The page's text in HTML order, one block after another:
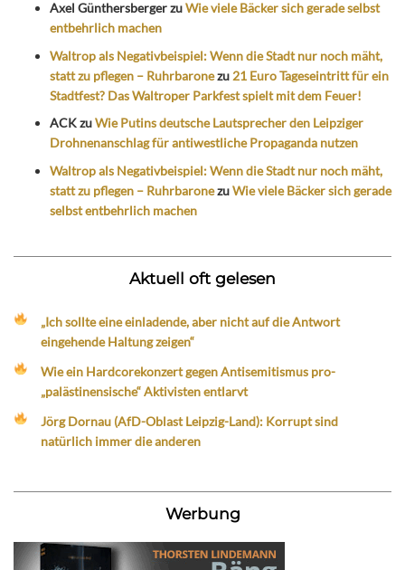
Axel GünthersbergerzuWie viele Bäcker sich gerade selbst
entbehrlich machen
Waltrop als Negativbeispiel: Wenn die Stadt nur noch mäht,
statt zu pflegen – Ruhrbaronezu 21 Euro Tageseintritt für ein
Stadtfest? Das Waltroper Parkfest spielt mit dem Feuer!
ACKzuWie Putins deutsche Lautsprecher den Leipziger
Drohnenanschlag für antiwestliche Propaganda nutzen
Waltrop als Negativbeispiel: Wenn die Stadt nur noch mäht,
statt zu pflegen – RuhrbaronezuWie viele Bäcker sich gerade
selbst entbehrlich machen
Aktuell oft gelesen
„Ich sollte eine einladende, aber nicht auf die Antwort
eingehende Haltung zeigen“
Wie ein Hardcorekonzert gegen Antisemitismus pro-
„palästinensische“ Aktivisten entlarvt
Jörg Dornau (AfD-Oblast Leipzig-Land): Korrupt sind
natürlich immer die anderen
Werbung